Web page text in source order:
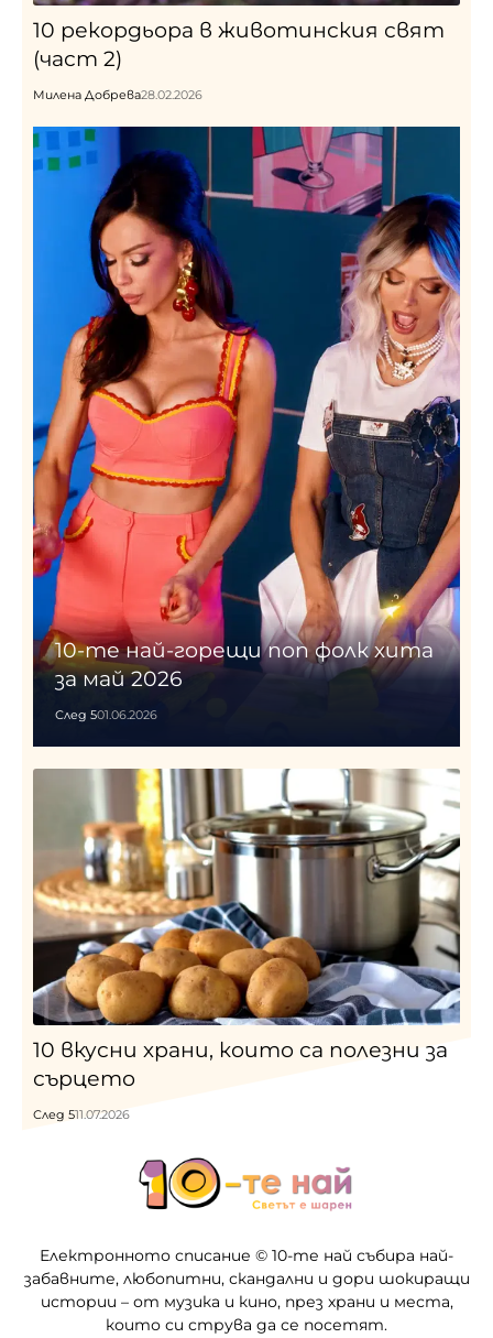
10 рекордьора в животинския свят
(част 2)
Милена Добрева28.02.2026
10-те най-горещи поп фолк хита
за май 2026
След 501.06.2026
10 вкусни храни, които са полезни за
сърцето
След 511.07.2026
Електронното списание © 10-те най събира най-
забавните, любопитни, скандални и дори шокиращи
истории – от музика и кино, през храни и места,
които си струва да се посетят.